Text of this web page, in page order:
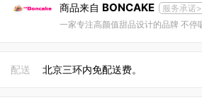
商品来自 BONCAKE
服务承诺>
配送 北京三环内免配送费。